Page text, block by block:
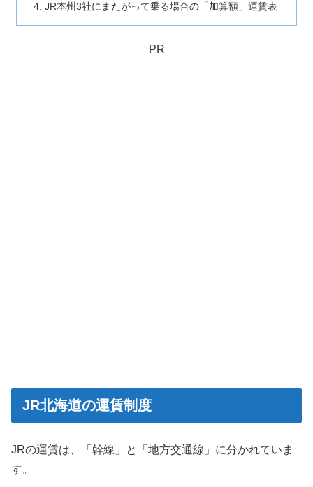
JR本州3社にまたがって乗る場合の「加算額」運賃表
PR
JR北海道の運賃制度
JRの運賃は、「幹線」と「地方交通線」に分かれていま
す。